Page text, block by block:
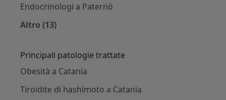
Endocrinologi a Paternò
Altro (13)
Principali patologie trattate
Obesità a Catania
Tiroidite di hashimoto a Catania